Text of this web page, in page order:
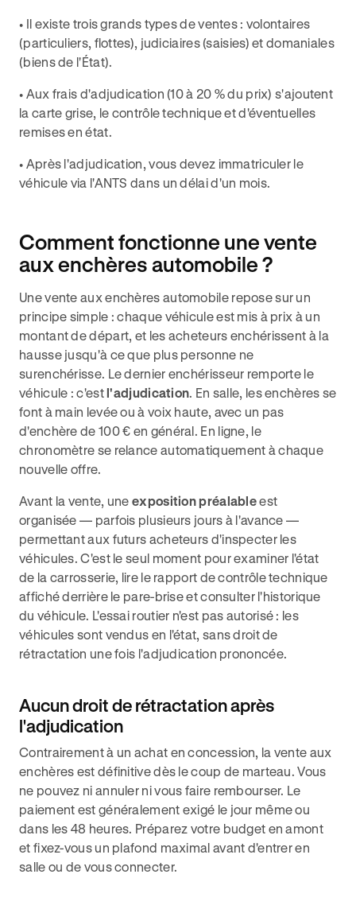
• Il existe trois grands types de ventes : volontaires
(particuliers, flottes), judiciaires (saisies) et domaniales
(biens de l'État).
• Aux frais d'adjudication (10 à 20 % du prix) s'ajoutent
la carte grise, le contrôle technique et d'éventuelles
remises en état.
• Après l'adjudication, vous devez immatriculer le
véhicule via l'ANTS dans un délai d'un mois.
Comment fonctionne une vente
aux enchères automobile ?
Une vente aux enchères automobile repose sur un
principe simple : chaque véhicule est mis à prix à un
montant de départ, et les acheteurs enchérissent à la
hausse jusqu'à ce que plus personne ne
surenchérisse. Le dernier enchérisseur remporte le
véhicule : c'estl'adjudication. En salle, les enchères se
font à main levée ou à voix haute, avec un pas
d'enchère de 100 € en général. En ligne, le
chronomètre se relance automatiquement à chaque
nouvelle offre.
Avant la vente, une exposition préalableest
organisée — parfois plusieurs jours à l'avance —
permettant aux futurs acheteurs d'inspecter les
véhicules. C'est le seul moment pour examiner l'état
de la carrosserie, lire le rapport de contrôle technique
affiché derrière le pare-brise et consulter l'historique
du véhicule. L'essai routier n'est pas autorisé : les
véhicules sont vendus en l'état, sans droit de
rétractation une fois l'adjudication prononcée.
Aucun droit de rétractation après
l'adjudication
Contrairement à un achat en concession, la vente aux
enchères est définitive dès le coup de marteau. Vous
ne pouvez ni annuler ni vous faire rembourser. Le
paiement est généralement exigé le jour même ou
dans les 48 heures. Préparez votre budget en amont
et fixez-vous un plafond maximal avant d'entrer en
salle ou de vous connecter.